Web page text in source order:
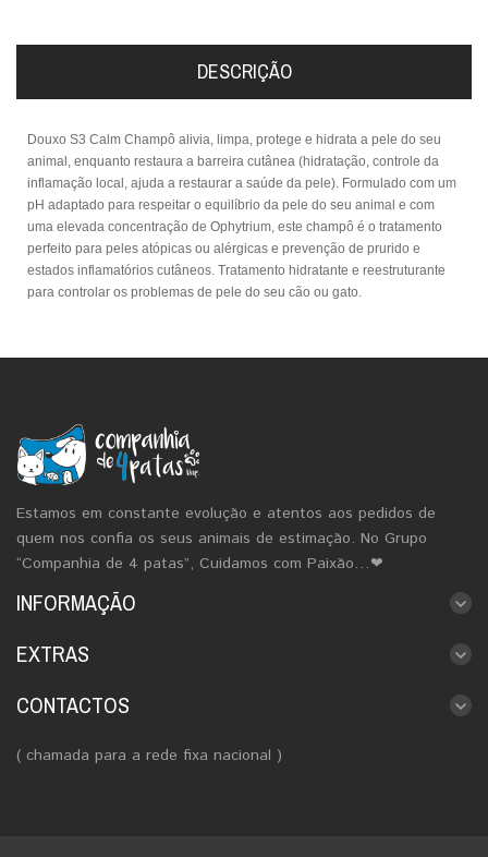
DESCRIÇÃO
Douxo S3 Calm Champô alivia, limpa, protege e hidrata a pele do seu
animal, enquanto restaura a barreira cutânea (hidratação, controle da
inflamação local, ajuda a restaurar a saúde da pele). Formulado com um
pH adaptado para respeitar o equilíbrio da pele do seu animal e com
uma elevada concentração de Ophytrium, este champô é o tratamento
perfeito para peles atópicas ou alérgicas e prevenção de prurido e
estados inflamatórios cutâneos. Tratamento hidratante e reestruturante
para controlar os problemas de pele do seu cão ou gato.
Estamos em constante evolução e atentos aos pedidos de
quem nos confia os seus animais de estimação. No Grupo
“Companhia de 4 patas”, Cuidamos com Paixão…❤
INFORMAÇÃO
EXTRAS
CONTACTOS
( chamada para a rede fixa nacional )